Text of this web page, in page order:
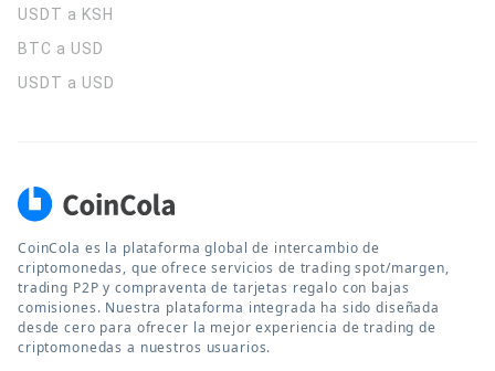
USDT a KSH
BTC a USD
USDT a USD
CoinCola es la plataforma global de intercambio de
criptomonedas, que ofrece servicios de trading spot/margen,
trading P2P y compraventa de tarjetas regalo con bajas
comisiones. Nuestra plataforma integrada ha sido diseñada
desde cero para ofrecer la mejor experiencia de trading de
criptomonedas a nuestros usuarios.